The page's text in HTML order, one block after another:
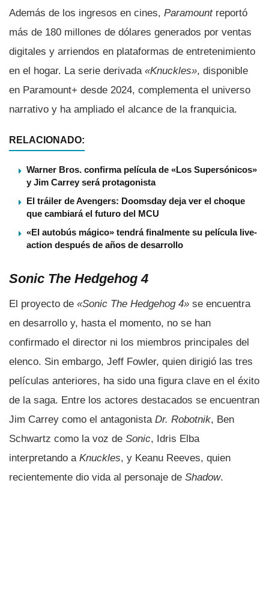
Además de los ingresos en cines, Paramountreportó
más de 180 millones de dólares generados por ventas
digitales y arriendos en plataformas de entretenimiento
en el hogar. La serie derivada «Knuckles», disponible
en Paramount+ desde 2024, complementa el universo
narrativo y ha ampliado el alcance de la franquicia.
RELACIONADO:
Warner Bros. confirma película de «Los Supersónicos»
y Jim Carrey será protagonista
El tráiler de Avengers: Doomsday deja ver el choque
que cambiará el futuro del MCU
«El autobús mágico» tendrá finalmente su película live-
action después de años de desarrollo
Sonic The Hedgehog 4
El proyecto de «Sonic The Hedgehog 4» se encuentra
en desarrollo y, hasta el momento, no se han
confirmado el director ni los miembros principales del
elenco. Sin embargo, Jeff Fowler, quien dirigió las tres
películas anteriores, ha sido una figura clave en el éxito
de la saga. Entre los actores destacados se encuentran
Jim Carrey como el antagonista Dr. Robotnik, Ben
Schwartz como la voz de Sonic, Idris Elba
interpretando a Knuckles, y Keanu Reeves, quien
recientemente dio vida al personaje de Shadow.